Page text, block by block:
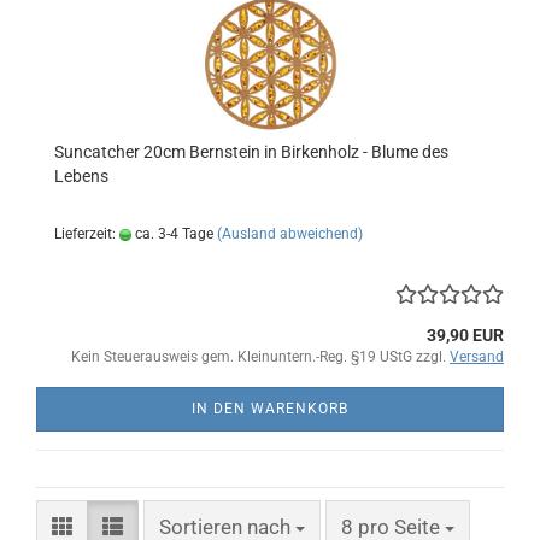
Suncatcher 20cm Bernstein in Birkenholz - Blume des
Lebens
Lieferzeit: ca. 3-4 Tage (Ausland abweichend)
39,90 EUR
Kein Steuerausweis gem. Kleinuntern.-Reg. §19 UStG zzgl. Versand
IN DEN WARENKORB
Sortieren nach
Sortieren nach 8 pro Seite
pro Seite